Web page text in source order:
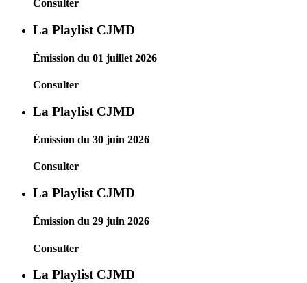
Consulter
La Playlist CJMD
Émission du 01 juillet 2026
Consulter
La Playlist CJMD
Émission du 30 juin 2026
Consulter
La Playlist CJMD
Émission du 29 juin 2026
Consulter
La Playlist CJMD